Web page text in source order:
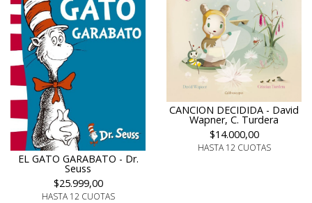
EL GATO GARABATO - Dr.
Seuss
$25.999,00
HASTA 12 CUOTAS
CANCION DECIDIDA - David
Wapner, C. Turdera
$14.000,00
HASTA 12 CUOTAS